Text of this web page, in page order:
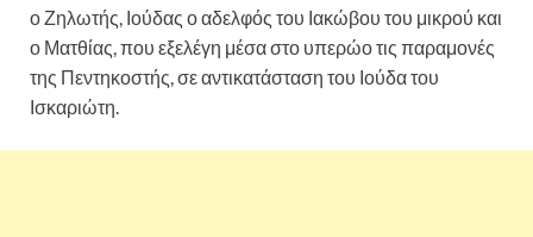
ο Ζηλωτής, Ιούδας ο αδελφός του Ιακώβου του μικρού και
ο Ματθίας, που εξελέγη μέσα στο υπερώο τις παραμονές
της Πεντηκοστής, σε αντικατάσταση του Ιούδα του
Ισκαριώτη.